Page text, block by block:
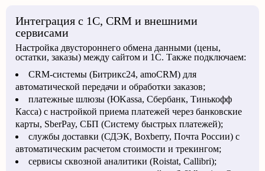
Интеграция с 1С, CRM и внешними
сервисами
Настройка двустороннего обмена данными (цены,
остатки, заказы) между сайтом и 1С. Также подключаем:
CRM-системы (Битрикс24, amoCRM) для
автоматической передачи и обработки заказов;
платежные шлюзы (ЮKassa, Сбербанк, Тинькофф
Касса) с настройкой приема платежей через банковские
карты, SberPay, СБП (Систему быстрых платежей);
службы доставки (СДЭК, Boxberry, Почта России) с
автоматическим расчетом стоимости и трекингом;
сервисы сквозной аналитики (Roistat, Callibri);